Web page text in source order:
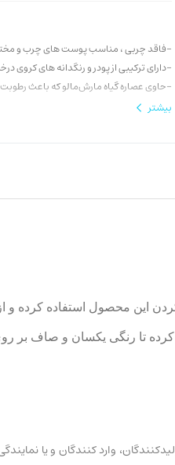
-فاقد چربی ، مناسب پوست های چرب و
-دارای ترکیبی از پودر و رنگدانه های
-حاوی عصاره گیاه مارش‌مالو که باعث
چروک است‌.
بیشتر
کردن این محصول استفاده
کرده تا رنگی یکسان و صاف بر
وارد کنندگان و یا